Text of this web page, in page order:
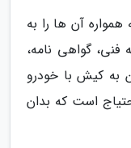
آن ها را به
فنی، گواهی نامه،
به کیش با خودرو
است که بدان